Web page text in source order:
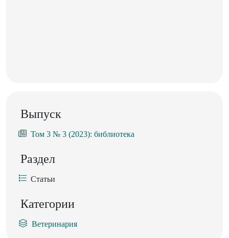
Выпуск
Том 3 № 3 (2023): библиотека
Раздел
Статьи
Категории
Ветеринария